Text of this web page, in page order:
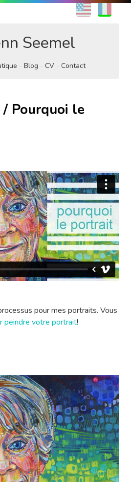
EN
Seemel
Blog CV Contact
/ Pourquoi le
pour mes portraits. Vous
peindre votre portrait!